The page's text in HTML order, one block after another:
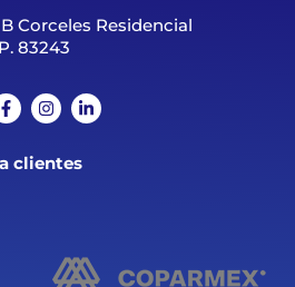
Corceles Residencial
83243
clientes